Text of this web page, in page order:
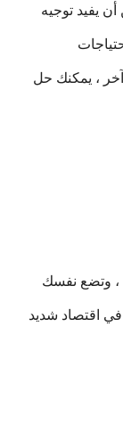
يفيد توجيه
آخر ، يمكنك حل
، وتضع نفسك
اقتصاد شديد